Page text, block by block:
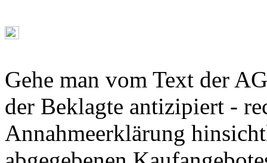
Gehe man vom Text der
der Beklagte antizipiert -
Annahmeerklärung